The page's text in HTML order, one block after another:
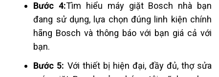
Bước 4:Tìm hiểu máy giặt Bosch nhà bạn
đang sử dụng, lựa chọn đúng linh kiện chính
hãng Bosch và thông báo với bạn giá cả với
bạn.
Bước 5: Với thiết bị hiện đại, đầy đủ, thợ sửa